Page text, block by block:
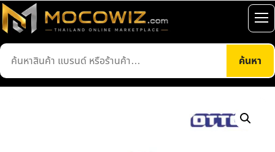
ข้าม
ไป
เนื้อหา
ค้นหา
สินค้า
ค้นหา
เปิ
เม